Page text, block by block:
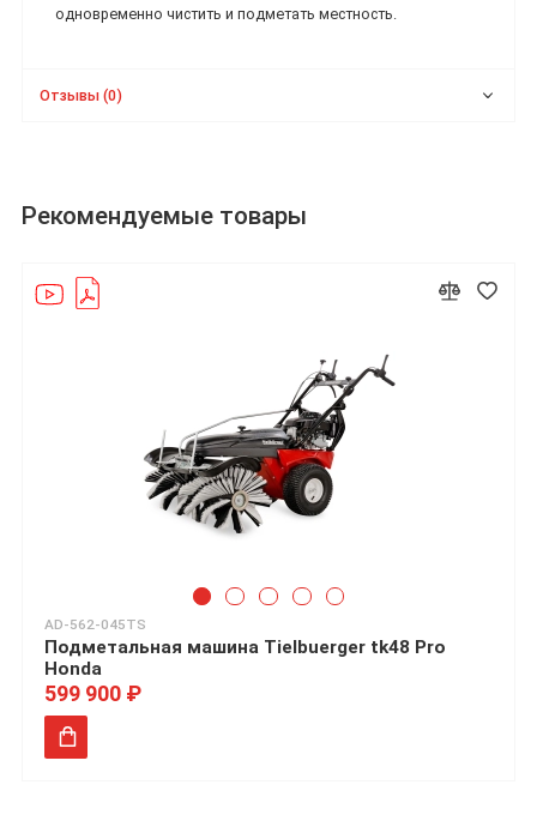
одновременно чистить и подметать местность.
Отзывы (0)
Рекомендуемые товары
AD-562-045TS
Подметальная машина Tielbuerger tk48 Pro
Honda
599 900 ₽